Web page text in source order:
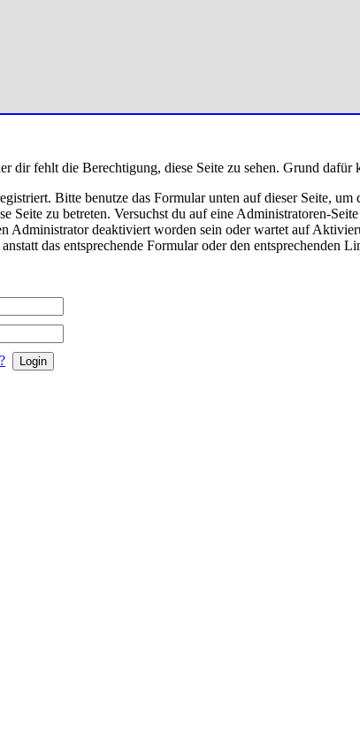
dir fehlt die Berechtigung, diese Seite zu sehen. Grund dafür
Bitte benutze das Formular unten auf dieser Seite, um
Seite zu betreten. Versuchst du auf eine Administratoren-
Administrator deaktiviert worden sein oder wartet auf
das entsprechende Formular oder den entsprechenden